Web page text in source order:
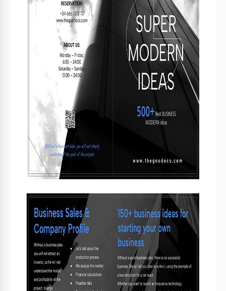
Última atualização
July 9, 2026
Adicionado às coleções por 2 Usuários
Estatísticas de uso
0 downloads este mês
Principais recursos deste modelo
Tipo de dobra
Três dobra Folheto e Panfleto Modelos
Moderno Folheto e Panfleto Modelos
Sobre este modelo
Apresentamos o nosso Elegante Folheto Moderno Preto,
onde a sofisticação encontra o design contemporâneo! Este
folheto elegante e estiloso é o epítome da classe, perfeito
cativante. O plano de fundo preto exala elegância
atemporal, enquanto o layout moderno garante que o seu
conteúdo se destaque com estilo.
Potencial Audiência — Regozije-se!
Graças ao seu design multipropósito em preto e branco,
modelo de panfleto de negóciosé popular entre muitos
profissionais em diferentes áreas.